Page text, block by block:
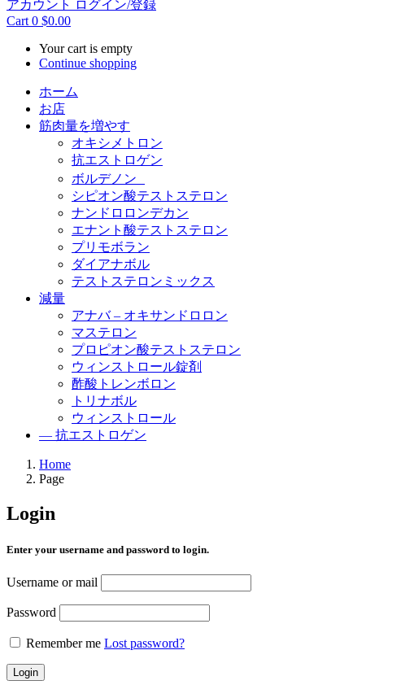
アカウント
ログイン/登録
Cart 0 $0.00
Your cart is empty
Continue shopping
ホーム
お店
筋肉量を増やす
オキシメトロン
抗エストロゲン
ボルデノン
シピオン酸テストステロン
ナンドロロンデカン
エナント酸テストステロン
プリモボラン
ダイアナボル
テストステロンミックス
減量
アナバ – オキサンドロロン
マステロン
プロピオン酸テストステロン
ウィンストロール錠剤
酢酸トレンボロン
トリナボル
ウィンストロール
— 抗エストロゲン
Home
Page
Login
Enter your username and password to login.
Username or mail
Password
Remember me Lost password?
Login